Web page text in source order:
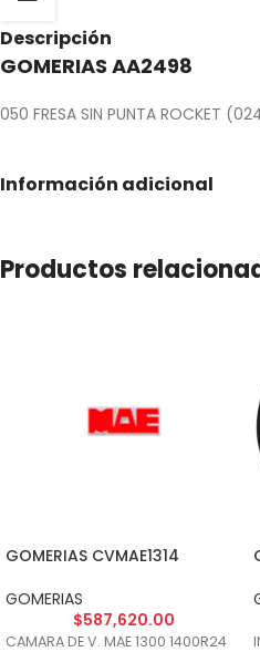
Descripción
GOMERIAS AA2498
050 FRESA SIN PUNTA ROCKET
Información adicional
Productos
GOMERIAS CVMAE1314
GOMERIAS
$587,620.00
CAMARA DE V. MAE 1300 1400R24